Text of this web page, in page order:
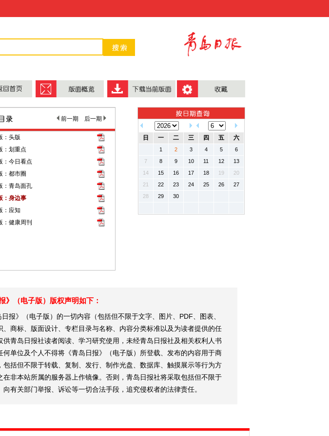
前一期 后一期
：头版
：划重点
：今日看点
：都市圈
：青岛面孔
：身边事
：应知
：健康周刊
日 一 二 三 四 五 六
1 2 3 4 5
6
7
8 9 10 11 12
13
14
15 16 17 18 19
20
21
22 23 24 25 26
27
28
29 30
》（电子版）版权声明如下：
日报》（电子版）的一切内容（包括但不限于文字、图片、PDF、图表、
、商标、版面设计、专栏目录与名称、内容分类标准以及为读者提供的任
供青岛日报社读者阅读、学习研究使用，未经青岛日报社及相关权利人书
何单位及个人不得将《青岛日报》（电子版）所登载、发布的内容用于商
包括但不限于转载、复制、发行、制作光盘、数据库、触摸展示等行为方
在非本站所属的服务器上作镜像。否则，青岛日报社将采取包括但不限于
向有关部门举报、诉讼等一切合法手段，追究侵权者的法律责任。